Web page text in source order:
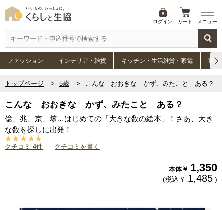
ログイン カート メニュー
ファッション インテリア・雑貨 キッチン・生活雑貨・家電 家具
トップページ 5歳 こんな おおきな かず、みたこと ある？
こんな おおきな かず、みたこと ある？
億、兆、京、垓…はじめての「大きな数の絵本」！さあ、大き
な数を探しに出発！
クチコミ 4件 クチコミを書く
本体￥ 1,350
(税込￥ 1,485 )